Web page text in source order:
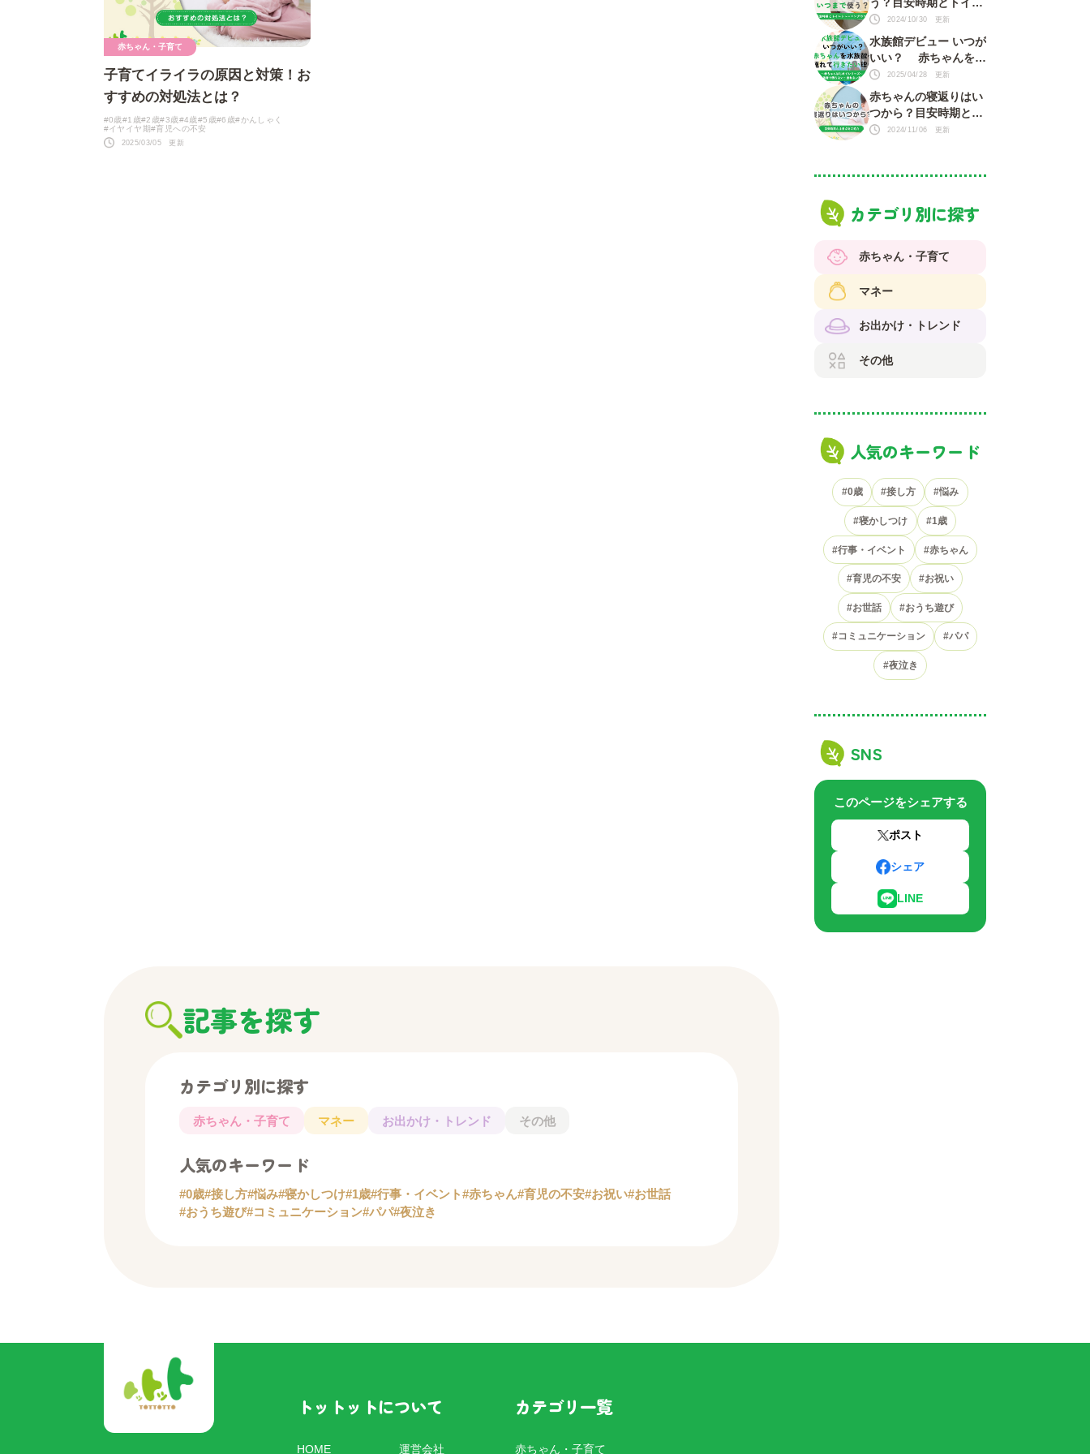
赤ちゃん・子育て
子育てイライラの原因と対策！お
すすめの対処法とは？
#0歳#1歳#2歳#3歳#4歳#5歳#6歳#かんしゃく
#イヤイヤ期#育児への不安
2025/03/05 更新
う？目安時期とトイレ
トレーニングのコツ
2024/10/30 更新
水族館デビュー いつが
いい？ 赤ちゃんを水
族館に連れて行きたい
理由がいっぱい！
2025/04/28 更新
赤ちゃんの寝返りはい
つから？目安時期と注
意点をご紹介
2024/11/06 更新
カテゴリ別に探す
赤ちゃん・子育て
マネー
お出かけ・トレンド
その他
人気のキーワード
#0歳 #接し方 #悩み
#寝かしつけ #1歳
#行事・イベント #赤ちゃん
#育児の不安 #お祝い
#お世話 #おうち遊び
#コミュニケーション #パパ
#夜泣き
SNS
このページをシェアする
ポスト
シェア
LINE
記事を探す
カテゴリ別に探す
赤ちゃん・子育て マネー お出かけ・トレンド その他
人気のキーワード
#0歳#接し方#悩み#寝かしつけ#1歳#行事・イベント#赤ちゃん#育児の不安#お祝い#お世話
#おうち遊び#コミュニケーション#パパ#夜泣き
トットットについて
HOME 運営会社
カテゴリ一覧
赤ちゃん・子育て